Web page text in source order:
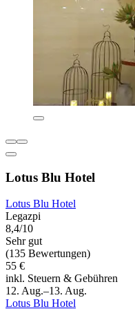
Lotus Blu Hotel
Lotus Blu Hotel
Legazpi
8,4/10
Sehr gut
(135 Bewertungen)
55 €
inkl. Steuern & Gebühren
12. Aug.–13. Aug.
Lotus Blu Hotel